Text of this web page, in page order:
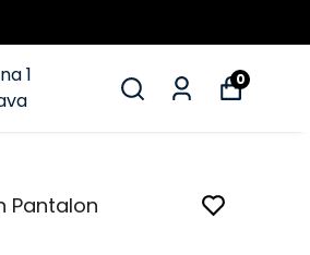
1
0
Pantalon